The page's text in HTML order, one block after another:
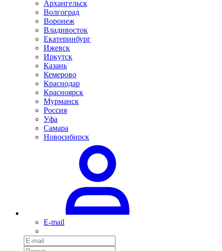
Архангельск
Волгоград
Воронеж
Владивосток
Екатеринбург
Ижевск
Иркутск
Казань
Кемерово
Краснодар
Красноярск
Мурманск
Россия
Уфа
Самара
Новосибирск
E-mail